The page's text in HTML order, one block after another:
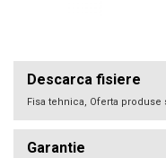
Descarca fisiere
Fisa tehnica, Oferta
Garantie